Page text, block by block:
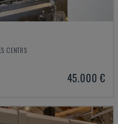
CENTRS
45.000 €